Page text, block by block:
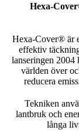
Hexa-
Hexa-Cover® är
effektiv
lanseringen 2004
världen över
reducera
Tekniken
lantbruk och
långa